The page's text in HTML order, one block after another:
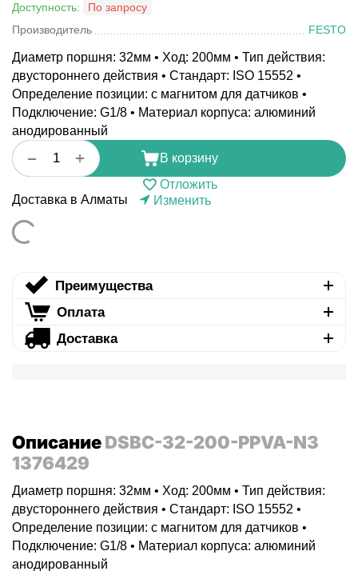
Доступность:
По запросу
Производитель
FESTO
Диаметр поршня: 32мм • Ход: 200мм • Тип действия:
двустороннего действия • Стандарт: ISO 15552 •
Определение позиции: с магнитом для датчиков •
Подключение: G1/8 • Материал корпуса: алюминий
анодированный
+
−
В корзину
Отложить
Доставка в Алматы
Изменить
Преимущества
Оплата
Доставка
ОписаниеDSBC-32-200-PPVA-N3
1376429
Диаметр поршня: 32мм • Ход: 200мм • Тип действия:
двустороннего действия • Стандарт: ISO 15552 •
Определение позиции: с магнитом для датчиков •
Подключение: G1/8 • Материал корпуса: алюминий
анодированный